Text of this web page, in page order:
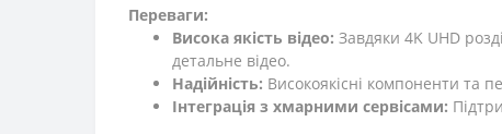
Переваги:
Висока якість відео: Завдяки 4K UHD
детальне відео.
Надійність: Високоякісні компоненти та
Інтеграція з хмарними сервісами: